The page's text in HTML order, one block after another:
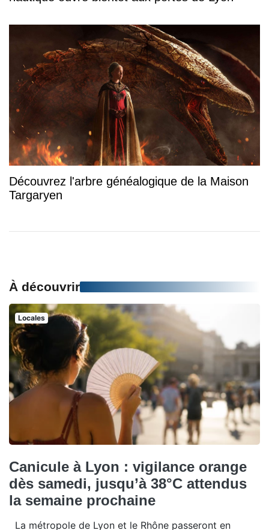
Découvrez l'arbre généalogique de la Maison
Targaryen
À découvrir
Locales
Canicule à Lyon : vigilance orange
dès samedi, jusqu’à 38°C attendus
la semaine prochaine
La métropole de Lyon et le Rhône passeront en